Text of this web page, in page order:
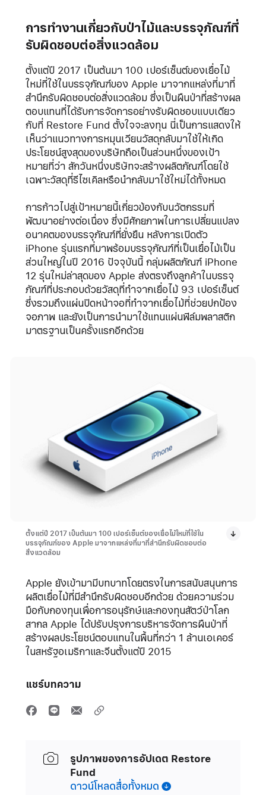
การทำงานเกี่ยวกับป่าไม้และบรรจุภัณฑ์ที่
รับผิดชอบต่อสิ่งแวดล้อม
ตั้งแต่ปี 2017 เป็นต้นมา 100 เปอร์เซ็นต์ของเยื่อไม้
ใหม่ที่ใช้ในบรรจุภัณฑ์ของ Apple มาจากแหล่งที่มาที่
สำนึกรับผิดชอบต่อสิ่งแวดล้อม ซึ่งเป็นผืนป่าที่สร้างผล
ตอบแทนที่ได้รับการจัดการอย่างรับผิดชอบแบบเดียว
กับที่ Restore Fund ตั้งใจจะลงทุน นี่เป็นการแสดงให้
เห็นว่าแนวทางการหมุนเวียนวัสดุกลับมาใช้ให้เกิด
ประโยชน์สูงสุดของบริษัทถือเป็นส่วนหนึ่งของเป้า
หมายที่ว่า สักวันหนึ่งบริษัทจะสร้างผลิตภัณฑ์โดยใช้
เฉพาะวัสดุที่รีไซเคิลหรือนำกลับมาใช้ใหม่ได้ทั้งหมด
การก้าวไปสู่เป้าหมายนี้เกี่ยวข้องกับนวัตกรรมที่
พัฒนาอย่างต่อเนื่อง ซึ่งมีศักยภาพในการเปลี่ยนแปลง
อนาคตของบรรจุภัณฑ์ที่ยั่งยืน หลังการเปิดตัว
iPhone รุ่นแรกที่มาพร้อมบรรจุภัณฑ์ที่เป็นเยื่อไม้เป็น
ส่วนใหญ่ในปี 2016 ปัจจุบันนี้ กลุ่มผลิตภัณฑ์ iPhone
12 รุ่นใหม่ล่าสุดของ Apple ส่งตรงถึงลูกค้าในบรรจุ
ภัณฑ์ที่ประกอบด้วยวัสดุที่ทำจากเยื่อไม้ 93 เปอร์เซ็นต์
ซึ่งรวมถึงแผ่นปิดหน้าจอที่ทำจากเยื่อไม้ที่ช่วยปกป้อง
จอภาพ และยังเป็นการนำมาใช้แทนแผ่นฟิล์มพลาสติก
มาตรฐานเป็นครั้งแรกอีกด้วย
ตั้งแต่ปี 2017 เป็นต้นมา 100 เปอร์เซ็นต์ของเยื่อไม้ใหม่ที่ใช้ใน
บรรจุภัณฑ์ของ Apple มาจากแหล่งที่มาที่สำนึกรับผิดชอบต่อ
สิ่งแวดล้อม
Apple ยังเข้ามามีบทบาทโดยตรงในการสนับสนุนการ
ผลิตเยื่อไม้ที่มีสำนึกรับผิดชอบอีกด้วย ด้วยความร่วม
มือกับกองทุนเพื่อการอนุรักษ์และกองทุนสัตว์ป่าโลก
สากล Apple ได้ปรับปรุงการบริหารจัดการผืนป่าที่
สร้างผลประโยชน์ตอบแทนในพื้นที่กว่า 1 ล้านเอเคอร์
ในสหรัฐอเมริกาและจีนตั้งแต่ปี 2015
แชร์บทความ
รูปภาพของการอัปเดต Restore
Fund
ดาวน์โหลดสื่อทั้งหมด